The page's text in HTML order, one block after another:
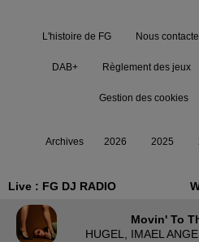
Live : FG DJ RADIO
Movin' To
HUGEL, IMAEL
L'histoire de FG Nous
DAB+ Règlement des jeux
Gestion des cookies
Archives 2026 2025